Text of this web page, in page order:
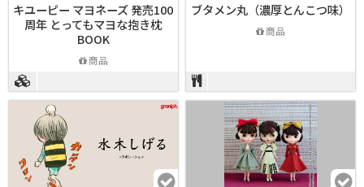
キユーピー マヨネーズ 発売100
周年 とってもマヨな抱き枕
BOOK
商品
ブタメン丸（濃厚とんこつ味）
商品